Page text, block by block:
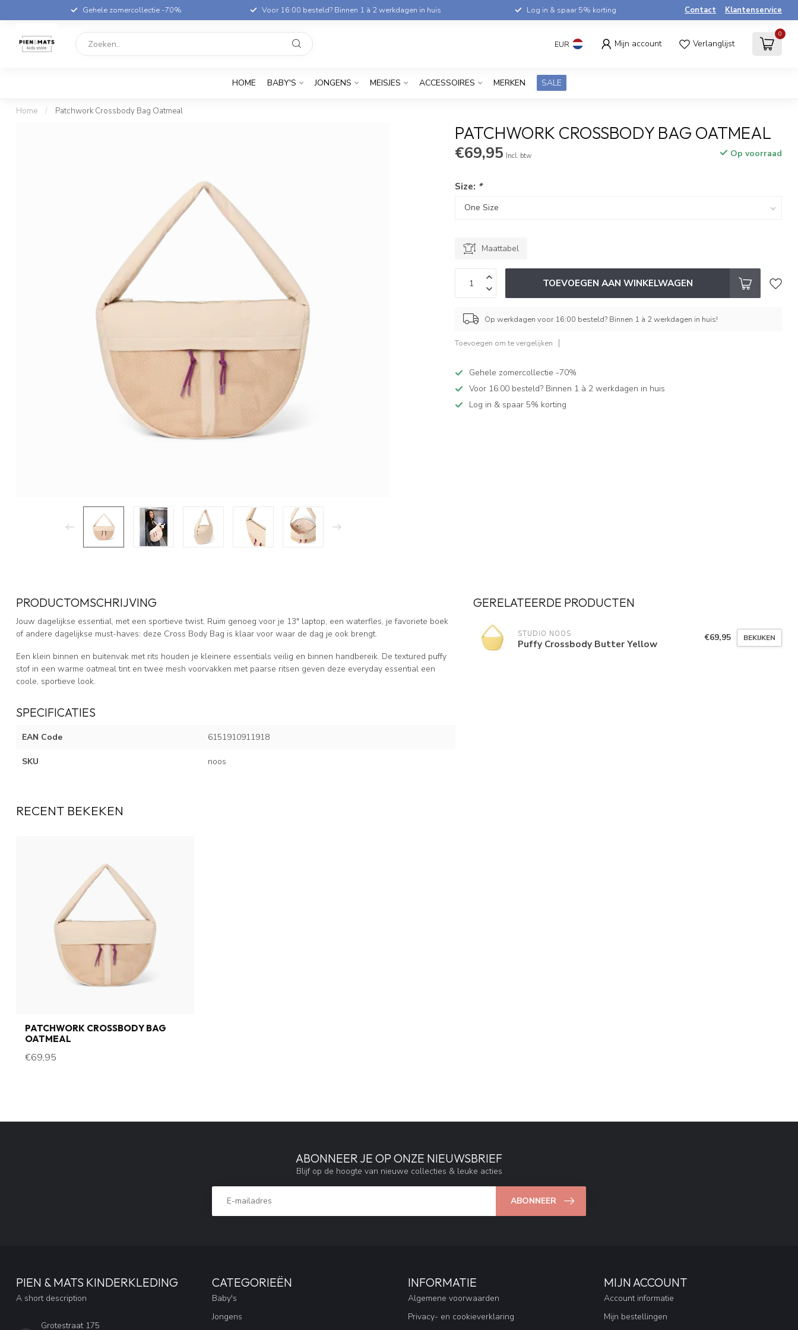
Gehele zomercollectie -70% Voor 16:00 besteld? Binnen 1 à 2 werkdagen in huis Log in & spaar 5% korting Contact Klantenservice
EUR Mijn account Verlanglijst
0
HOME BABY'S JONGENS MEISJES ACCESSOIRES MERKEN SALE
Home / Patchwork Crossbody Bag Oatmeal
PATCHWORK CROSSBODY BAG OATMEAL
€69,95 Incl. btw Op voorraad
Size: *
Maattabel
TOEVOEGEN AAN WINKELWAGEN
Op werkdagen voor 16:00 besteld? Binnen 1 à 2 werkdagen in huis!
Toevoegen om te vergelijken
Gehele zomercollectie -70%
Voor 16:00 besteld? Binnen 1 à 2 werkdagen in huis
Log in & spaar 5% korting
PRODUCTOMSCHRIJVING
Jouw dagelijkse essential, met een sportieve twist. Ruim genoeg voor je 13" laptop, een waterfles, je favoriete boek
of andere dagelijkse must-haves: deze Cross Body Bag is klaar voor waar de dag je ook brengt.
Een klein binnen en buitenvak met rits houden je kleinere essentials veilig en binnen handbereik. De textured puffy
stof in een warme oatmeal tint en twee mesh voorvakken met paarse ritsen geven deze everyday essential een
coole, sportieve look.
SPECIFICATIES
EAN Code 6151910911918
SKU noos
GERELATEERDE PRODUCTEN
STUDIO NOOS
Puffy Crossbody Butter Yellow €69,95 BEKIJKEN
RECENT BEKEKEN
PATCHWORK CROSSBODY BAG
OATMEAL
€69,95
ABONNEER JE OP ONZE NIEUWSBRIEF
Blijf op de hoogte van nieuwe collecties & leuke acties
ABONNEER
PIEN & MATS KINDERKLEDING
A short description
Grotestraat 175
CATEGORIEËN
Baby's
Jongens
INFORMATIE
Algemene voorwaarden
Privacy- en cookieverklaring
MIJN ACCOUNT
Account informatie
Mijn bestellingen